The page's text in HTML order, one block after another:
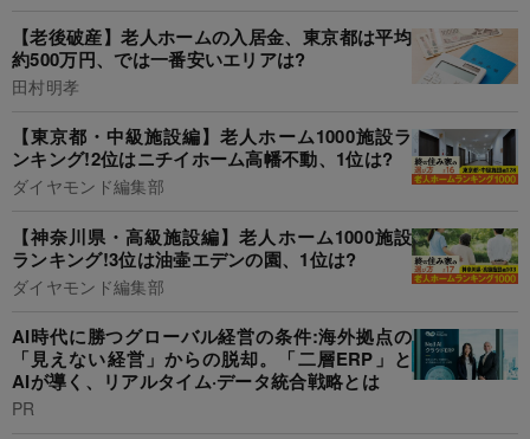
【老後破産】老人ホームの入居金、東京都は平均
約500万円、では一番安いエリアは?
田村明孝
【東京都・中級施設編】老人ホーム1000施設ラ
ンキング!2位はニチイホーム高幡不動、1位は?
ダイヤモンド編集部
【神奈川県・高級施設編】老人ホーム1000施設
ランキング!3位は油壷エデンの園、1位は?
ダイヤモンド編集部
AI時代に勝つグローバル経営の条件:海外拠点の
「見えない経営」からの脱却。「二層ERP」と
AIが導く、リアルタイム·データ統合戦略とは
PR